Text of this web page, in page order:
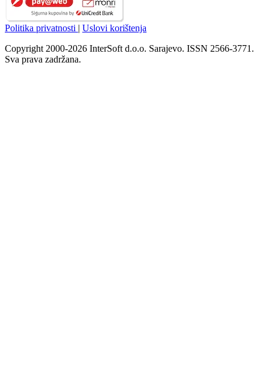
Politika privatnosti | Uslovi korištenja
Copyright 2000-2026 InterSoft d.o.o. Sarajevo. ISSN 2566-3771.
Sva prava zadržana.